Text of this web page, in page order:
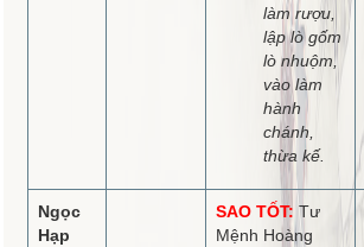
làm rượu,
lập lò gốm
lò nhuộm,
vào làm
hành
chánh,
thừa kế.
Ngọc
Hạp
SAO TỐT: Tư
Mệnh Hoàng